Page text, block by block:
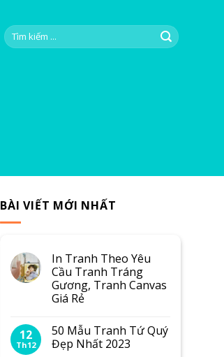
Tìm
kiếm:
BÀI VIẾT MỚI NHẤT
In Tranh Theo Yêu
Cầu Tranh Tráng
Gương, Tranh Canvas
Giá Rẻ
12
Th12
50 Mẫu Tranh Tứ Quý
Đẹp Nhất 2023